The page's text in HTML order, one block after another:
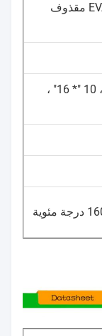
5/7 طبقات EVA / PE مقذوف
9 "* 14" ، 9 "* 16" ، 10 "* 16" ،